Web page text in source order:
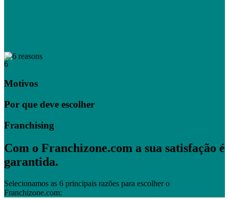
6
Motivos
Por que deve escolher
Franchising
Com o Franchizone.com a sua satisfação é
garantida.
Selecionamos as 6 principais razões para escolher o
Franchizone.com: